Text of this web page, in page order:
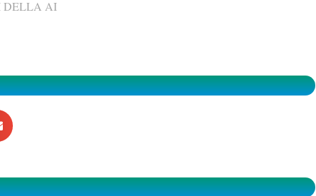
DELLA AI